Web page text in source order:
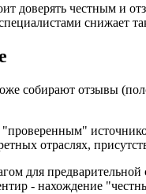
доверять честным
снижает
собирают отзывы
отраслях,
для
- нахождение